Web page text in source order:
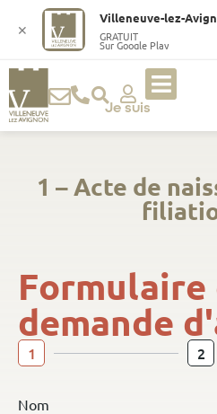
Je suis
1 – Acte de
Formulaire
demande
1 2
Nom
✕
Villeneuve-lez-
GRATUIT
Sur Google Play